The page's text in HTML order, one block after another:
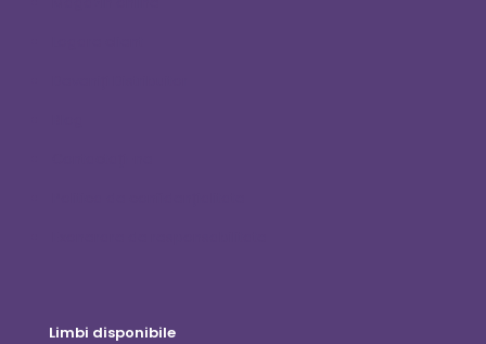
Limbi disponibile